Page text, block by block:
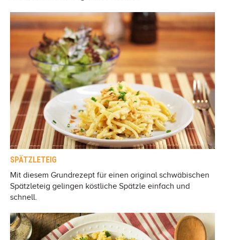
SPÄTZLETEIG
Mit diesem Grundrezept für einen original schwäbischen
Spätzleteig gelingen köstliche Spätzle einfach und
schnell.